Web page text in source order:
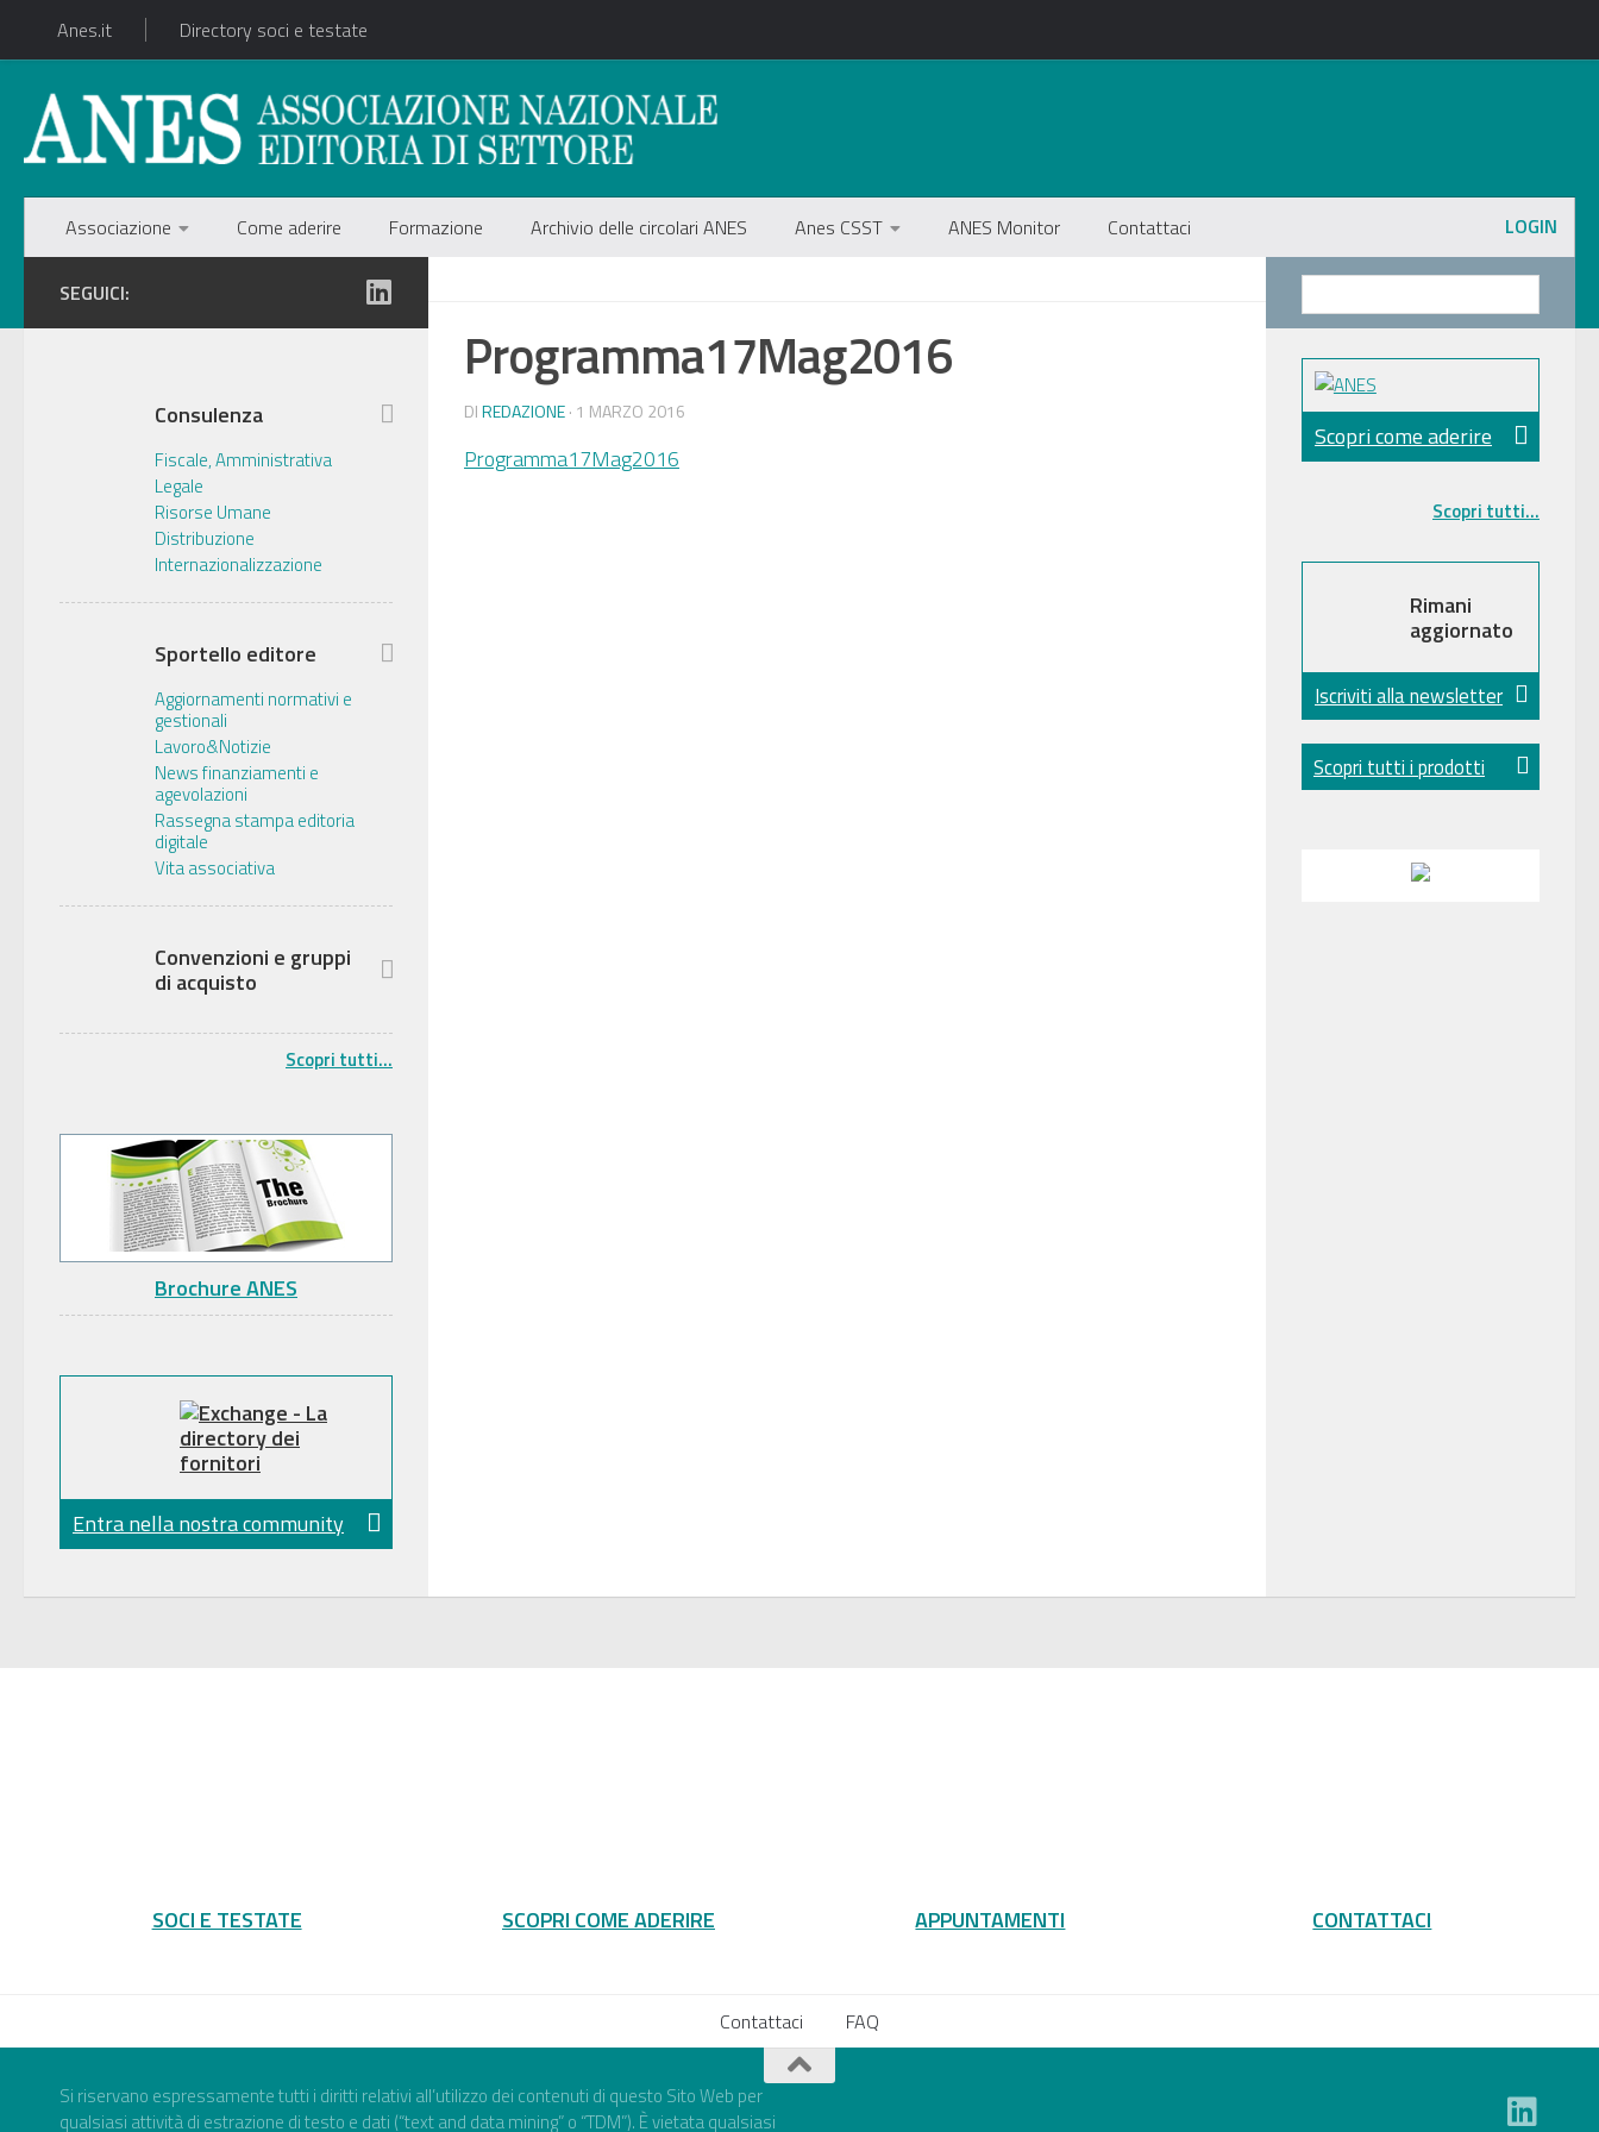
Anes.it Directory soci e testate
LOGIN
Associazione Come aderire Formazione Archivio delle circolari ANES Anes CSST ANES Monitor Contattaci
Programma17Mag2016
DIREDAZIONE· 1 MARZO 2016
Programma17Mag2016
SEGUICI:
Consulenza
Fiscale, Amministrativa
Legale
Risorse Umane
Distribuzione
Internazionalizzazione
Sportello editore
Aggiornamenti normativi e
gestionali
Lavoro&Notizie
News finanziamenti e
agevolazioni
Rassegna stampa editoria
digitale
Vita associativa
Convenzioni e gruppi
di acquisto
Scopri tutti...
Brochure ANES
Entra nella nostra community
Scopri come aderire
Scopri tutti...
Rimani
aggiornato
Iscriviti alla newsletter
Scopri tutti i prodotti
SOCI E TESTATE SCOPRI COME ADERIRE APPUNTAMENTI CONTATTACI
Contattaci FAQ
Si riservano espressamente tutti i diritti relativi all’utilizzo dei contenuti di questo Sito Web per
qualsiasi attività di estrazione di testo e dati (“text and data mining” o “TDM”). È vietata qualsiasi